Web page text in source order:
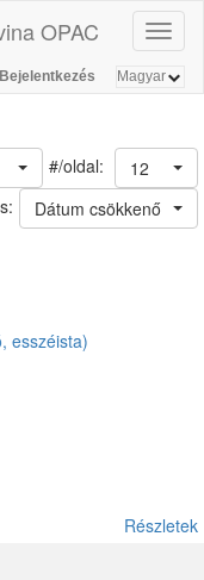
OPAC
Bejelentkezés
#/oldal: 12
Dátum csökkenő
esszéista)
Részletek